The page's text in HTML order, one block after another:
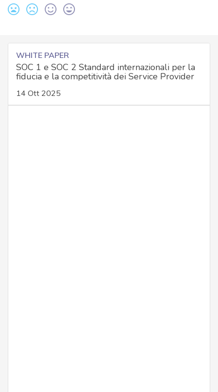
WHITE PAPER
SOC 1 e SOC 2 Standard internazionali per la
fiducia e la competitività dei Service Provider
14 Ott 2025